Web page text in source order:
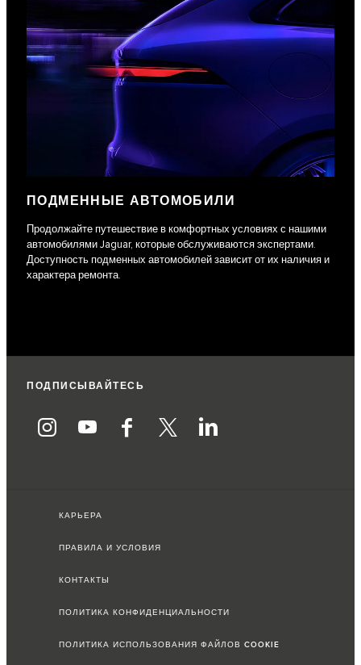
ПОДМЕННЫЕ АВТОМОБИЛИ
Продолжайте путешествие в комфортных условиях с нашими
автомобилями Jaguar, которые обслуживаются экспертами.
Доступность подменных автомобилей зависит от их наличия и
характера ремонта.
ПОДПИСЫВАЙТЕСЬ
КАРЬЕРА
ПРАВИЛА И УСЛОВИЯ
КОНТАКТЫ
ПОЛИТИКА КОНФИДЕНЦИАЛЬНОСТИ
ПОЛИТИКА ИСПОЛЬЗОВАНИЯ ФАЙЛОВ COOKIE